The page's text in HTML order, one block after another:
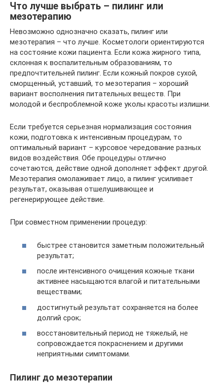
Что лучше выбрать – пилинг или
мезотерапию
Невозможно однозначно сказать, пилинг или
мезотерапия – что лучше. Косметологи ориентируются
на состояние кожи пациента. Если кожа жирного типа,
склонная к воспалительным образованиям, то
предпочтительней пилинг. Если кожный покров сухой,
сморщенный, уставший, то мезотерапия – хороший
вариант восполнения питательных веществ. При
молодой и беспроблемной коже уколы красоты излишни.
Если требуется серьезная нормализация состояния
кожи, подготовка к интенсивным процедурам, то
оптимальный вариант – курсовое чередование разных
видов воздействия. Обе процедуры отлично
сочетаются, действие одной дополняет эффект другой.
Мезотерапия омолаживает лицо, а пилинг усиливает
результат, оказывая отшелушивающее и
регенерирующее действие.
При совместном применении процедур:
быстрее становится заметным положительный
результат;
после интенсивного очищения кожные ткани
активнее насыщаются влагой и питательными
веществами;
достигнутый результат сохраняется на более
долгий срок;
восстановительный период не тяжелый, не
сопровождается покраснением и другими
неприятными симптомами.
Пилинг до мезотерапии